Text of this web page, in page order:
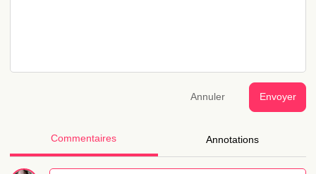
Annuler Envoyer
Commentaires Annotations